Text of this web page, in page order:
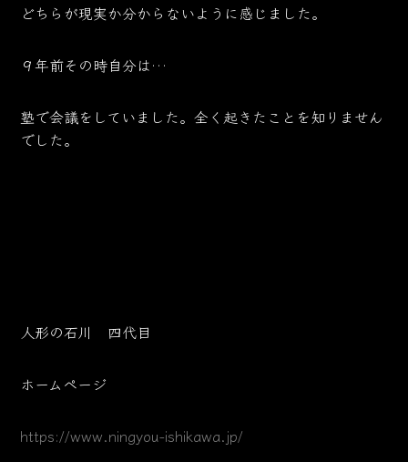
どちらが現実か分からないように感じました。
９年前その時自分は…
塾で会議をしていました。全く起きたことを知りません
でした。
人形の石川 四代目
ホームページ
https://www.ningyou-ishikawa.jp/